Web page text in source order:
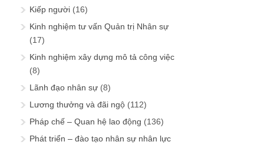
Kiếp người (16)
Kinh nghiệm tư vấn Quản trị Nhân sự
(17)
Kinh nghiệm xây dựng mô tả công việc
(8)
Lãnh đạo nhân sự (8)
Lương thưởng và đãi ngộ (112)
Pháp chế – Quan hệ lao động (136)
Phát triển – đào tạo nhân sự nhân lực